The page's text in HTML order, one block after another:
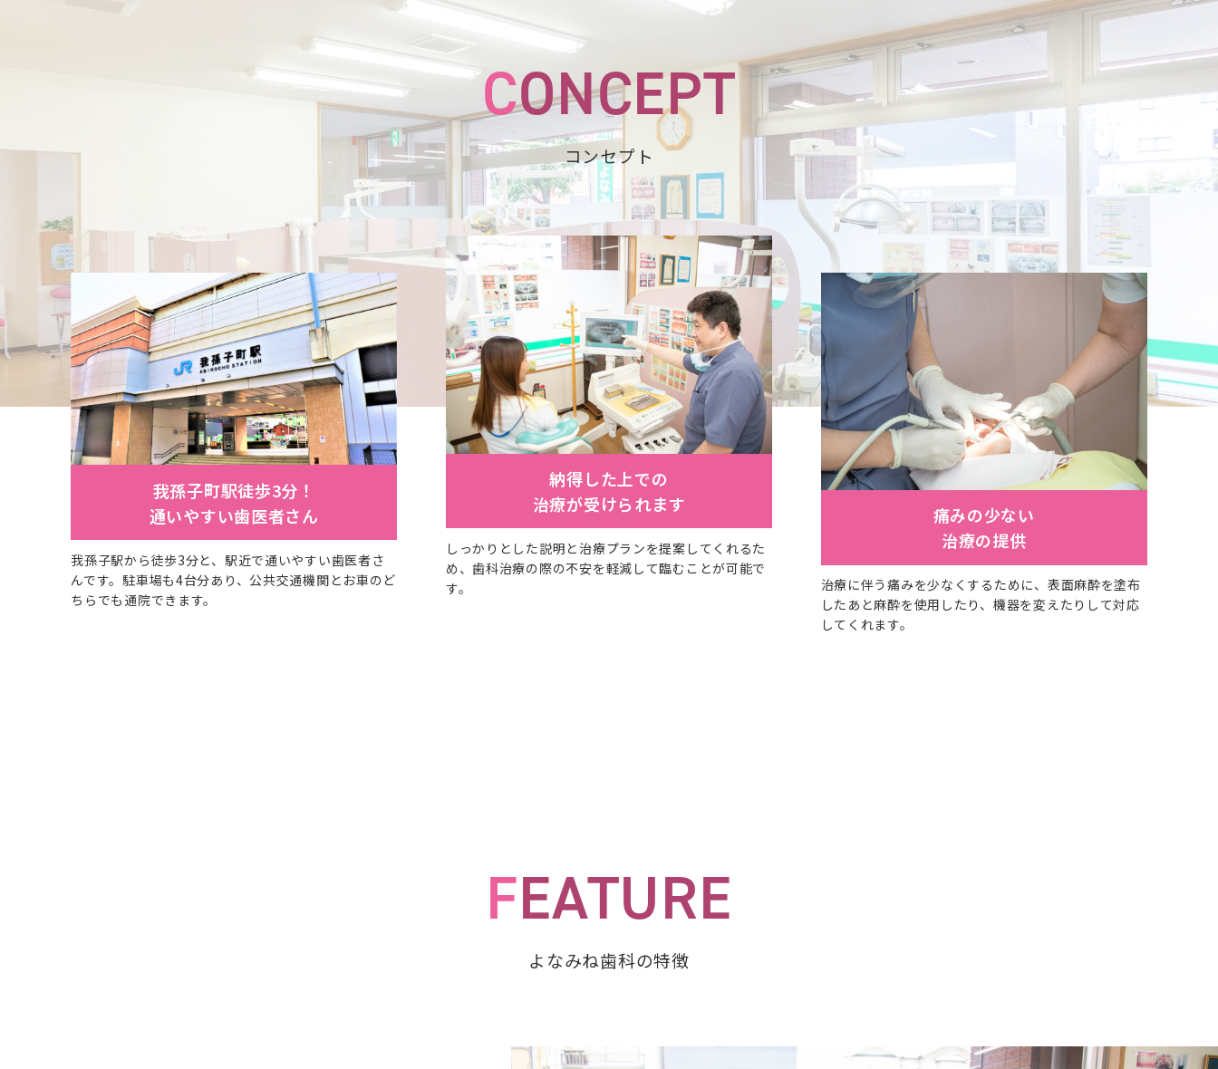
CONCEPT
コンセプト
我孫子町駅徒歩3分！
通いやすい歯医者さん
我孫子駅から徒歩3分と、駅近で通いやすい歯医者さ
んです。駐車場も4台分あり、公共交通機関とお車のど
ちらでも通院できます。
納得した上での
治療が受けられます
しっかりとした説明と治療プランを提案してくれるた
め、歯科治療の際の不安を軽減して臨むことが可能で
す。
痛みの少ない
治療の提供
治療に伴う痛みを少なくするために、表面麻酔を塗布
したあと麻酔を使用したり、機器を変えたりして対応
してくれます。
FEATURE
よなみね歯科の特徴